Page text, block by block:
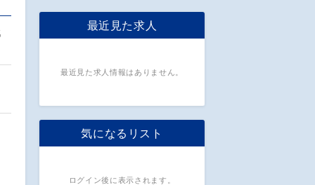
最近見た求人
最近見た求人情報はありません。
気になるリスト
ログイン後に表示されます。